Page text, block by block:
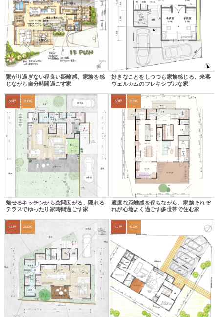
繋がり過ぎない程良い距離感、家族を感
じながら自分時間過ごす家
好きなことをしつつも家族感じる、来客
ウェルカムのフレキシブルな家
36坪 2LDK
魅せるキッチンから空間広がる、隠れる
テラスでゆったり家時間過ごす家
53坪 2LDK
適度な距離感を保ちながら、家族それぞ
れが心地よく過ごす多世帯で住む家
41坪 2LDK 47坪 4LDK